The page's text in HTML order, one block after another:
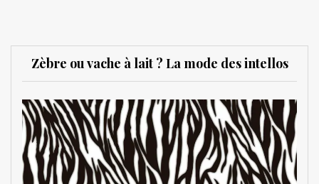
Zèbre ou vache à lait ? La mode des intellos